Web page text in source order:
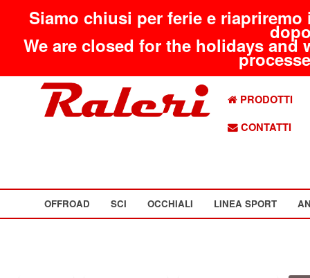
Siamo chiusi per ferie e
We are closed for the holidays
PRODOTTI
CONTATTI
OFFROAD SCI OCCHIALI LINEA SPORT